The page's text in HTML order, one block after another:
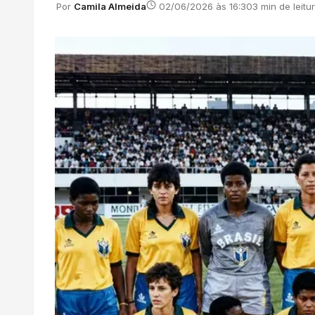
Por Camila Almeida 02/06/2026 às 16:303 min de